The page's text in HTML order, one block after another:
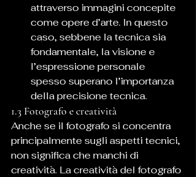
attraverso immagini concepite
come opere d’arte. In questo
caso, sebbene la tecnica sia
fondamentale, la visione e
l’espressione personale
spesso superano l’importanza
della precisione tecnica.
1.3 Fotografo e creatività
Anche se il fotografo si concentra
principalmente sugli aspetti tecnici,
non significa che manchi di
creatività. La creatività del fotografo